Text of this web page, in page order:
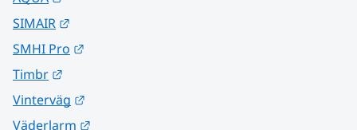
SIMAIR
SMHI Pro
Timbr
Vinterväg
Väderlarm